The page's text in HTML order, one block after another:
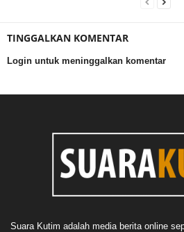
TINGGALKAN KOMENTAR
Login untuk meninggalkan komentar
Suara Kutim adalah media berita online